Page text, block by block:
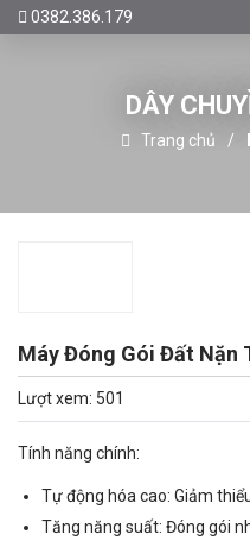
0382.386.179
DÂY
Trang chủ
Máy Đóng Gói Đất Nặn
Lượt xem: 501
Tính năng chính:
Tự động hóa cao: Giảm
Tăng năng suất: Đóng gói